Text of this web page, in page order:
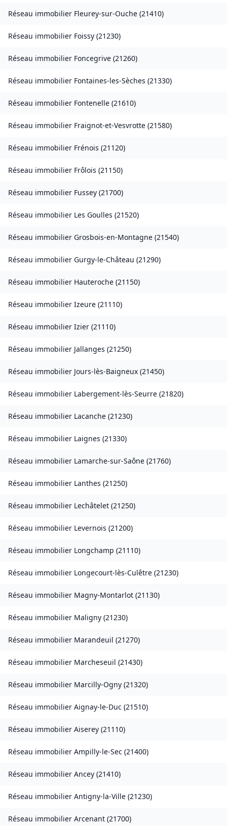
Réseau immobilier Fleurey-sur-Ouche (21410)
Réseau immobilier Foissy (21230)
Réseau immobilier Foncegrive (21260)
Réseau immobilier Fontaines-les-Sèches (21330)
Réseau immobilier Fontenelle (21610)
Réseau immobilier Fraignot-et-Vesvrotte (21580)
Réseau immobilier Frénois (21120)
Réseau immobilier Frôlois (21150)
Réseau immobilier Fussey (21700)
Réseau immobilier Les Goulles (21520)
Réseau immobilier Grosbois-en-Montagne (21540)
Réseau immobilier Gurgy-le-Château (21290)
Réseau immobilier Hauteroche (21150)
Réseau immobilier Izeure (21110)
Réseau immobilier Izier (21110)
Réseau immobilier Jallanges (21250)
Réseau immobilier Jours-lès-Baigneux (21450)
Réseau immobilier Labergement-lès-Seurre (21820)
Réseau immobilier Lacanche (21230)
Réseau immobilier Laignes (21330)
Réseau immobilier Lamarche-sur-Saône (21760)
Réseau immobilier Lanthes (21250)
Réseau immobilier Lechâtelet (21250)
Réseau immobilier Levernois (21200)
Réseau immobilier Longchamp (21110)
Réseau immobilier Longecourt-lès-Culêtre (21230)
Réseau immobilier Magny-Montarlot (21130)
Réseau immobilier Maligny (21230)
Réseau immobilier Marandeuil (21270)
Réseau immobilier Marcheseuil (21430)
Réseau immobilier Marcilly-Ogny (21320)
Réseau immobilier Aignay-le-Duc (21510)
Réseau immobilier Aiserey (21110)
Réseau immobilier Ampilly-le-Sec (21400)
Réseau immobilier Ancey (21410)
Réseau immobilier Antigny-la-Ville (21230)
Réseau immobilier Arcenant (21700)